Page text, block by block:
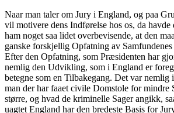
Naar man taler om Jury i England, og paa
vil motivere dens Indførelse hos os, da
ham noget saa lidet overbevisende, at den
ganske forskjellig Opfatning av
Efter den Opfatning, som Præsidenten har
nemlig den Udvikling, som i England er
betegne som en Tilbakegang. Det var nemlig
man der har faaet civile Domstole for mindre
større, og hvad de kriminelle Sager angikk,
uagtet England har den bredeste Basis for